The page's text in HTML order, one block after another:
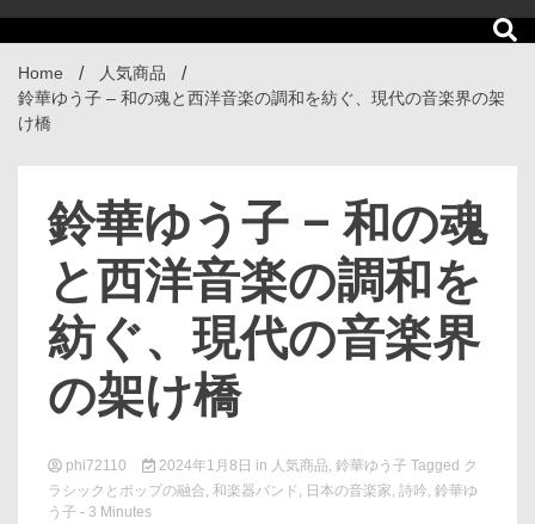
Home
人気商品
鈴華ゆう子 – 和の魂と西洋音楽の調和を紡ぐ、現代の音楽界の架
け橋
鈴華ゆう子 – 和の魂
と西洋音楽の調和を
紡ぐ、現代の音楽界
の架け橋
phi72110 2024年1月8日 in 人気商品, 鈴華ゆう子 Tagged ク
ラシックとポップの融合, 和楽器バンド , 日本の音楽家, 詩吟, 鈴華ゆ
う子 - 3 Minutes